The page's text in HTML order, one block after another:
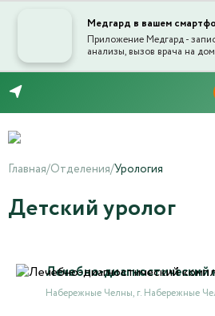
Медгард в вашем
Приложение Медгард -
анализы, вызов врача на дом
Главная/Отделения/Урология
Детский уролог
Лечебно-диагностический
Набережные Челны, г. Набережные